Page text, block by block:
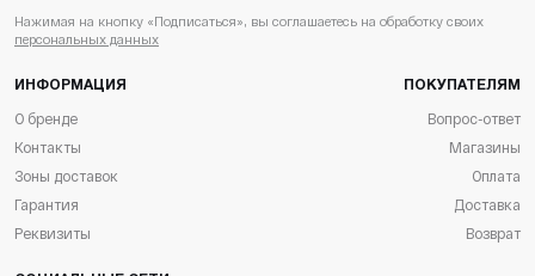
Нажимая на кнопку «Подписаться», вы соглашаетесь на обработку своих
персональных данных
ИНФОРМАЦИЯ
О бренде
Контакты
Зоны доставок
Гарантия
Реквизиты
ПОКУПАТЕЛЯМ
Вопрос-ответ
Магазины
Оплата
Доставка
Возврат